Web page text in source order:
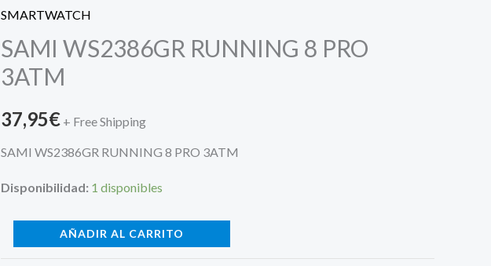
SMARTWATCH
SAMI WS2386GR RUNNING 8 PRO
3ATM
37,95€ + Free Shipping
SAMI WS2386GR RUNNING 8 PRO 3ATM
Disponibilidad: 1 disponibles
RUNNING
PRO
3ATM
AÑADIR AL CARRITO